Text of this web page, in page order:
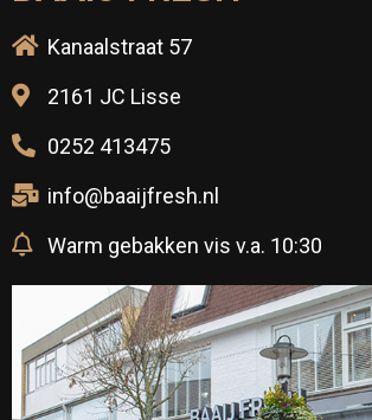
Kanaalstraat 57
2161 JC Lisse
0252 413475
info@baaijfresh.nl
Warm gebakken vis v.a. 10:30